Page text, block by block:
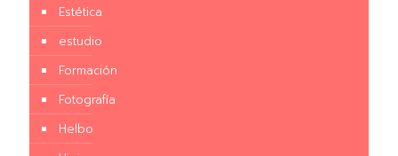
Estética
estudio
Formación
Fotografía
Helbo